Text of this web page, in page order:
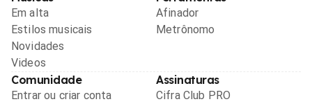
Em alta
Estilos musicais
Novidades
Videos
Afinador
Metrônomo
Comunidade
Entrar ou criar conta
Assinaturas
Cifra Club PRO